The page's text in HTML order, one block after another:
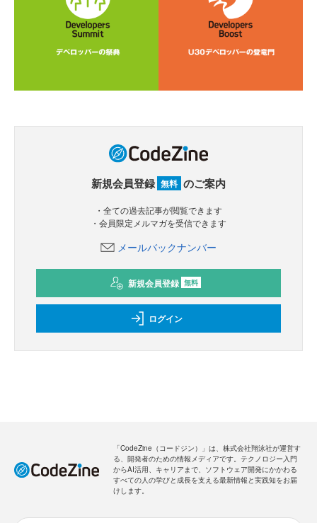
新規会員登録 無料 のご案内
・全ての過去記事が閲覧できます
・会員限定メルマガを受信できます
メールバックナンバー
新規会員登録 無料
ログイン
「CodeZine（コードジン）」は、株式会社翔泳社が運営す
る、開発者のための情報メディアです。テクノロジー入門
からAI活用、キャリアまで、ソフトウェア開発にかかわる
すべての人の学びと成長を支える最新情報と実践知をお届
けします。